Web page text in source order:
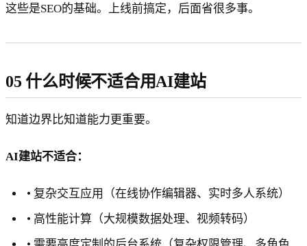
这些是SEO的基础。上线前搞定，后面省很多事。
05 什么时候不适合用AI建站
知道边界比知道能力更重要。
AI建站不适合：
• 复杂交互应用（在线协作编辑器、实时多人系统）
• 高性能计算（大规模数据处理、视频转码）